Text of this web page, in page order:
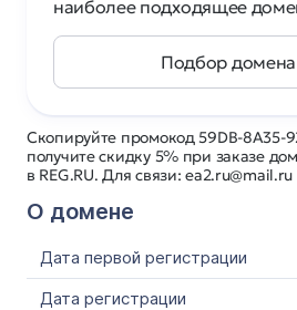
Скопируйте промокод 59DB-8A35-
получите скидку 5% при заказе
в REG.RU. Для связи: ea2.ru@mail.ru
О домене
Дата первой регистрации
Дата регистрации
наиболее подходящее
Подбор домена